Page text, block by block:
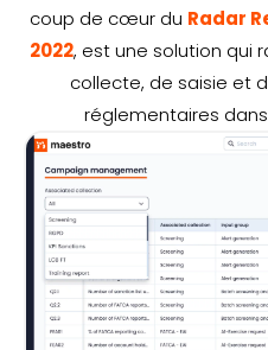
coup de cœur du Radar
2022, est une solution qui
collecte, de saisie et
réglementaires